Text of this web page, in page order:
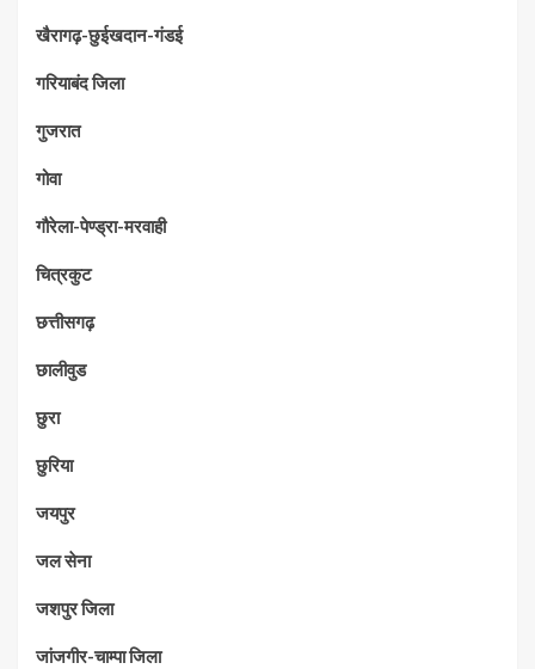
खैरागढ़-छुईखदान-गंडई
गरियाबंद जिला
गुजरात
गोवा
गौरेला-पेण्ड्रा-मरवाही
चित्रकुट
छत्तीसगढ़
छालीवुड
छुरा
छुरिया
जयपुर
जल सेना
जशपुर जिला
जांजगीर-चाम्पा जिला